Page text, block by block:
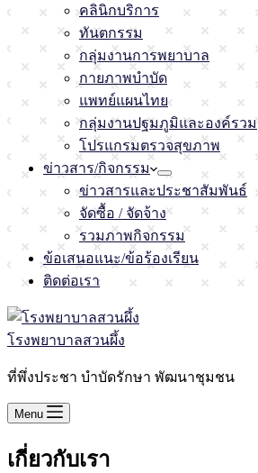
คลินิกบริการ
ทันตกรรม
กลุ่มงานการพยาบาล
กายภาพบำบัด
แพทย์แผนไทย
กลุ่มงานปฐมภูมิและองค์รวม
โปรแกรมตรวจสุขภาพ
ข่าวสาร/กิจกรรม
ข่าวสารและประชาสัมพันธ์
จัดซื้อ / จัดจ้าง
รวมภาพกิจกรรม
ข้อเสนอแนะ/ข้อร้องเรียน
ติดต่อเรา
โรงพยาบาลสวนผึ้ง
ที่พึ่งประชา บำบัดรักษา พัฒนาชุมชน
Menu
เกี่ยวกับเรา